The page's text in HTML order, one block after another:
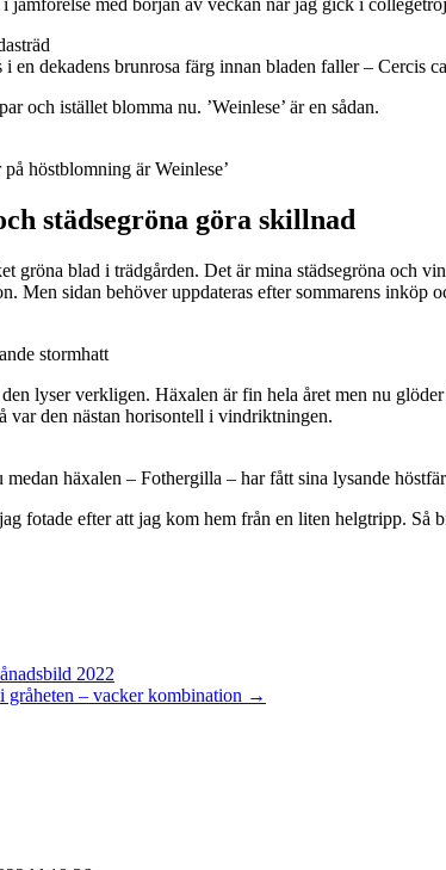
en dekadens brunrosa färg innan bladen faller – Cercis
och istället blomma nu. ’Weinlese’ är en sådan.
höstblomning är Weinlese’
städsegröna göra skillnad
gröna blad i trädgården. Det är mina städsegröna och
Men sidan behöver uppdateras efter sommarens inköp
stormhatt
lyser verkligen. Häxalen är fin hela året men nu
var den nästan horisontell i vindriktningen.
häxalen – Fothergilla – har fått sina lysande
fotade efter att jag kom hem från en liten helgtripp.
2022
gråheten – vacker kombination →